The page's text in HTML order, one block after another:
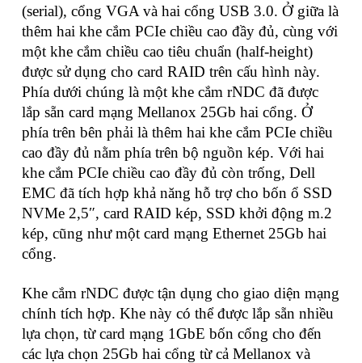
(serial), cổng VGA và hai cổng USB 3.0. Ở giữa là
thêm hai khe cắm PCIe chiều cao đầy đủ, cùng với
một khe cắm chiều cao tiêu chuẩn (half-height)
được sử dụng cho card RAID trên cấu hình này.
Phía dưới chúng là một khe cắm rNDC đã được
lắp sẵn card mạng Mellanox 25Gb hai cổng. Ở
phía trên bên phải là thêm hai khe cắm PCIe chiều
cao đầy đủ nằm phía trên bộ nguồn kép. Với hai
khe cắm PCIe chiều cao đầy đủ còn trống, Dell
EMC đã tích hợp khả năng hỗ trợ cho bốn ổ SSD
NVMe 2,5″, card RAID kép, SSD khởi động m.2
kép, cũng như một card mạng Ethernet 25Gb hai
cổng.
Khe cắm rNDC được tận dụng cho giao diện mạng
chính tích hợp. Khe này có thể được lắp sẵn nhiều
lựa chọn, từ card mạng 1GbE bốn cổng cho đến
các lựa chọn 25Gb hai cổng từ cả Mellanox và